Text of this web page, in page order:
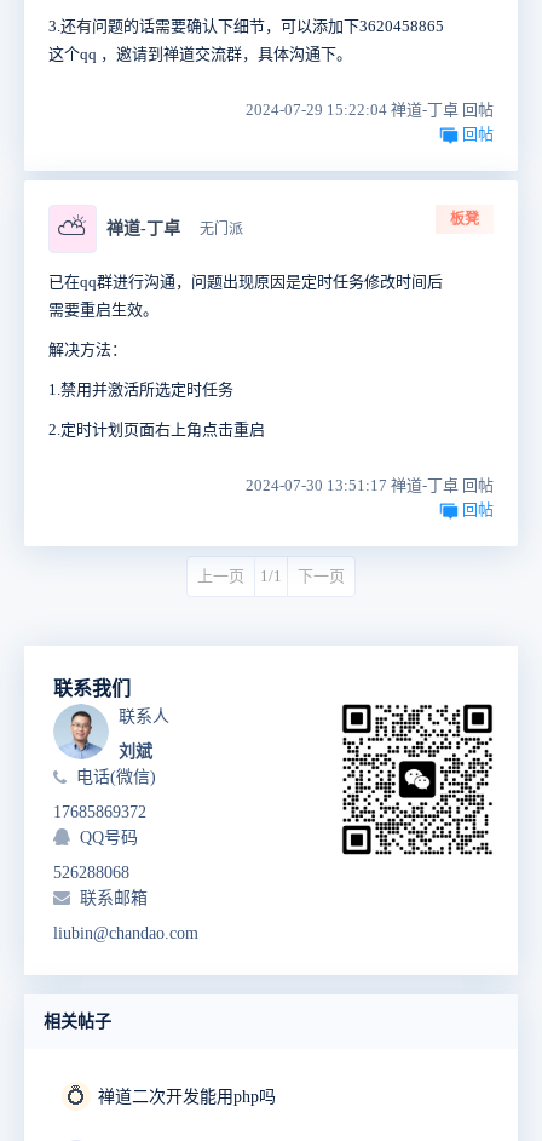
3.还有问题的话需要确认下细节，可以添加下3620458865
这个qq ，邀请到禅道交流群，具体沟通下。
2024-07-29 15:22:04 禅道-丁卓 回帖
回帖
⛅ 禅道-丁卓 无门派
板凳
已在qq群进行沟通，问题出现原因是定时任务修改时间后
需要重启生效。
解决方法：
1.禁用并激活所选定时任务
2.定时计划页面右上角点击重启
2024-07-30 13:51:17 禅道-丁卓 回帖
回帖
上一页 1/1 下一页
联系我们
联系人
刘斌
电话(微信)
17685869372
QQ号码
526288068
联系邮箱
liubin@chandao.com
相关帖子
💍 禅道二次开发能用php吗